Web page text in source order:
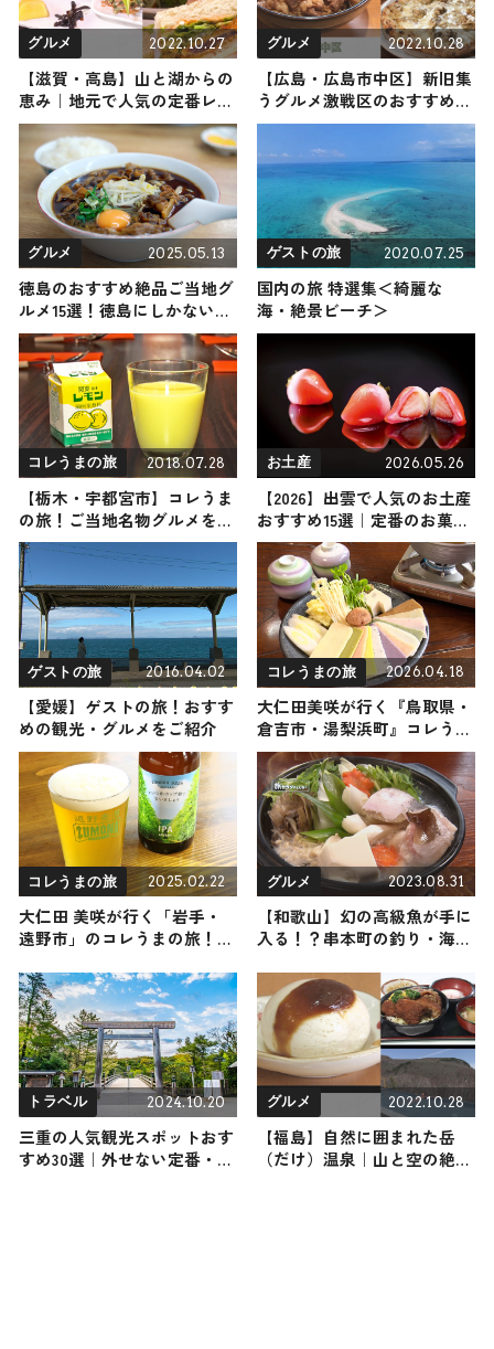
グルメ 2022.10.27
【滋賀・高島】山と湖からの
恵み｜地元で人気の定番レス
トラン3選
グルメ 2022.10.28
【広島・広島市中区】新旧集
うグルメ激戦区のおすすめ4
選｜老舗から新規精鋭の名店
グルメ 2025.05.13
徳島のおすすめ絶品ご当地グ
ルメ15選！徳島にしかない名
物から人気の名店9選も紹介
ゲストの旅 2020.07.25
国内の旅 特選集＜綺麗な
海・絶景ビーチ＞
コレうまの旅 2018.07.28
【栃木・宇都宮市】コレうま
の旅！ご当地名物グルメをお
届け
お土産 2026.05.26
【2026】出雲で人気のお土産
おすすめ15選｜定番のお菓子
からおしゃれなお土産・ばら
まき用まで幅広く紹介
ゲストの旅 2016.04.02
【愛媛】ゲストの旅！おすす
めの観光・グルメをご紹介
コレうまの旅 2026.04.18
大仁田美咲が行く『鳥取県・
倉吉市・湯梨浜町』コレうま
の旅！地元の人おすすめのご
当地名物グルメ3選 2026年4
月18日放送
コレうまの旅 2025.02.22
大仁田 美咲が行く「岩手・
遠野市」のコレうまの旅！地
グルメ3選 2025年2月22日放送
グルメ 2023.08.31
【和歌山】幻の高級魚が手に
入る！？串本町の釣り・海
トラベル 2024.10.20
三重の人気観光スポットおす
すめ30選｜外せない定番・名
グルメ 2022.10.28
【福島】自然に囲まれた岳
（だけ）温泉｜山と空の絶景